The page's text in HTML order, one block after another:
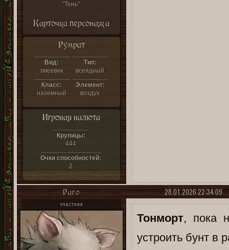
"Тень"
Карточка персонажа
Румрат
Вид:
змеевик
Тип:
всеядный
Класс:
наземный
Элемент:
воздух
Игровая валюта
Крупицы:
444
Очки способностей:
2
28.01.2026 22:34:09
Раго
УЧАСТНИК
Тонморт, пока
устроить бунт в